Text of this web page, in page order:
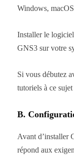
Windows,
Installer le
GNS3 sur votre
Si vous débutez
tutoriels à ce sujet
B.
Avant d’installer
répond aux